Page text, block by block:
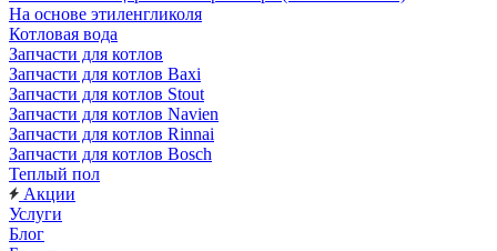
На основе этиленгликоля
Котловая вода
Запчасти для котлов
Запчасти для котлов Baxi
Запчасти для котлов Stout
Запчасти для котлов Navien
Запчасти для котлов Rinnai
Запчасти для котлов Bosch
Теплый пол
Акции
Услуги
Блог